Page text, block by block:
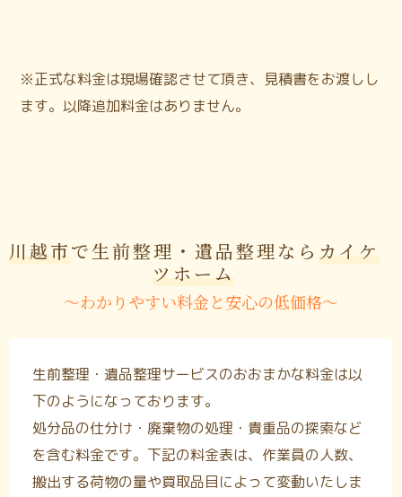
※正式な料金は現場確認させて頂き、見積書をお渡しし
ます。以降追加料金はありません。
川越市で生前整理・遺品整理なら カイケ
ツホーム
〜わかりやすい料金と安心の低価格〜
生前整理・遺品整理サービスのおおまかな料金は以
下のようになっております。
処分品の仕分け・廃棄物の処理・貴重品の探索など
を含む料金です。下記の料金表は、作業員の人数、
搬出する荷物の量や買取品目によって変動いたしま